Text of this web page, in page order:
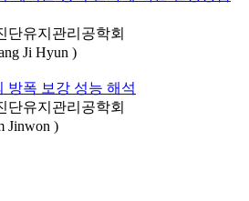
단유지관리공학회
Ji Hyun )
방폭 보강 성능 해석
단유지관리공학회
Jinwon )